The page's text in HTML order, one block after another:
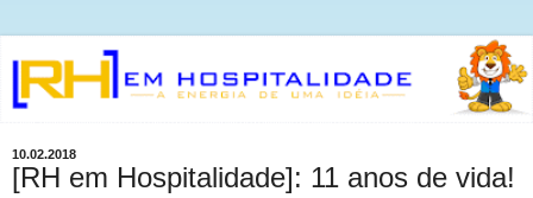
10.02.2018
[RH em Hospitalidade]: 11 anos de vida!